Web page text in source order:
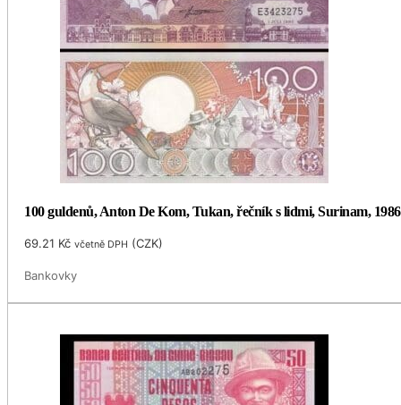
100 guldenů, Anton De Kom, Tukan, řečník s lidmi, Surinam, 1986
69.21 Kč včetně DPH (CZK)
Bankovky